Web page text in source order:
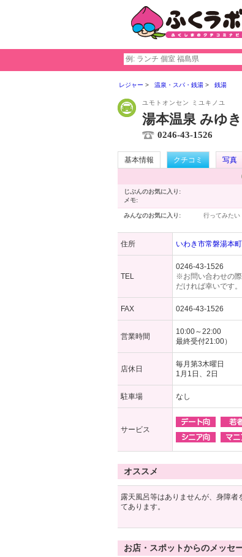
レジャー 温泉・スパ・銭湯 銭湯
ユモトオンセン ミユキノユ
湯本温泉 みゆ
0246-43-1526
基本情報 クチコミ
写真
じぶんのお気に入り:
メモ:
みんなのお気に入り: 行ってみたい
住所 いわき市常磐湯本
TEL
0246-43-1526
※お問い合わせの
だければ幸いです。
FAX 0246-43-1526
営業時間
10:00～22:00
最終受付21:00）
店休日
毎月第3木曜日
1月1日、2日
駐車場 なし
サービス
オススメ
露天風呂等はありませんが、身障者
てあります。
お店・スポットからのメッセ